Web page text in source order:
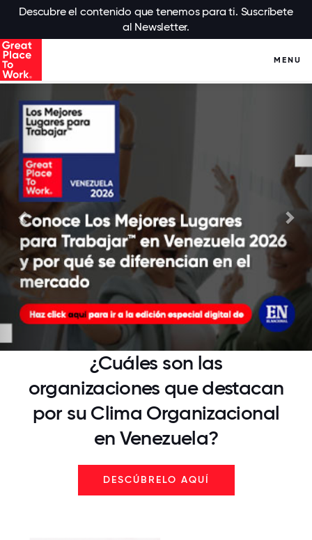
Descubre el contenido que tenemos para ti. Suscríbete
al Newsletter.
MENU
¿Cuáles son las
organizaciones que destacan
por suClima Organizacional
en Venezuela?
DESCÚBRELO AQUÍ